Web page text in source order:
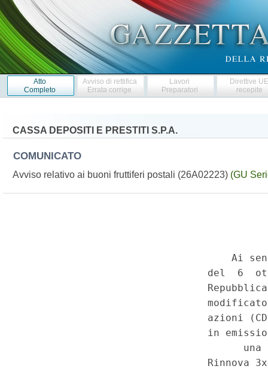
Atto
Completo
Avviso di rettifica
Errata corrige
Lavori
Preparatori
Direttive
recepite
CASSA DEPOSITI E PRESTITI S.P.A.
COMUNICATO
Avviso relativo ai buoni fruttiferi postali (26A02223) (GU